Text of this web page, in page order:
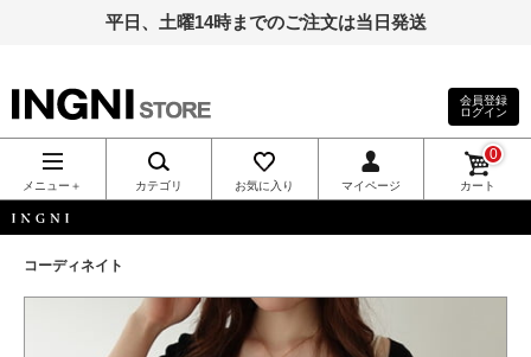
平日、土曜14時までのご注文は当日発送
INGNI（イン
グ）公式通
販｜INGNI
STORE
会員登録
ログイン
メニュー＋ カテゴリ お気に入り マイページ カート
0
コーディネイト